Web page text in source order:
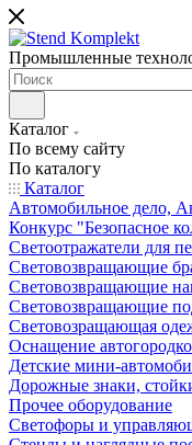
Промышленные
Каталог
По всему сайту
По каталогу
Каталог
Автомобильное дело,
Конкурс "Безопасное
Светоотражатели для
Световозвращающие
Световозвращающие
Световозвращающие
Световозращающая
Оснащение
Детские мини-
Дорожные знаки,
Прочее оборудование
Светофоры и